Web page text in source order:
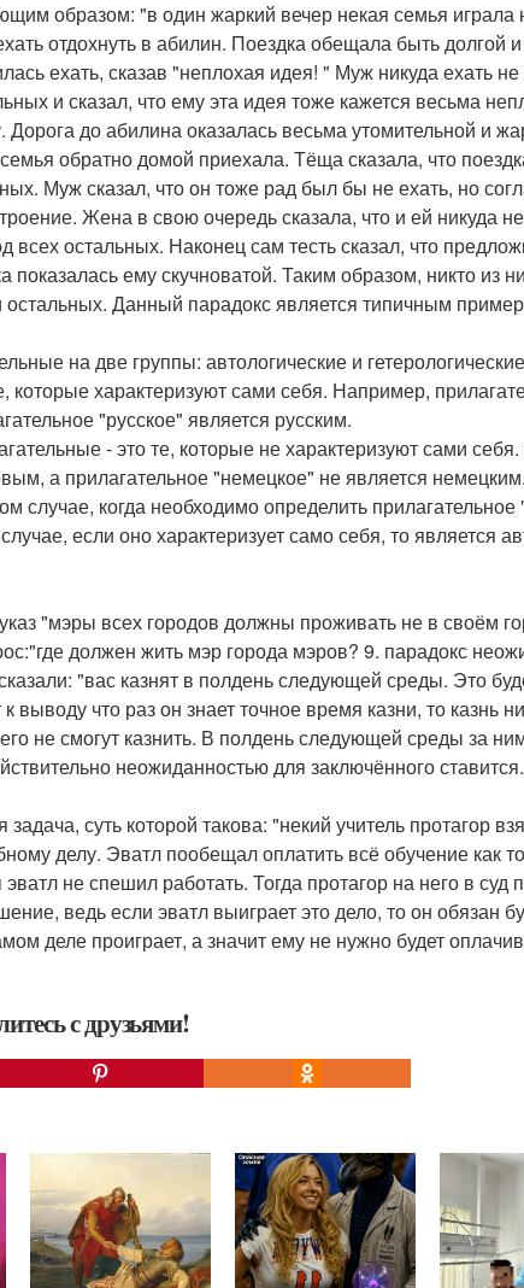
образом: "в один жаркий вечер некая семья
отдохнуть в абилин. Поездка обещала быть долгой
ехать, сказав "неплохая идея! " Муж никуда ехать
и сказал, что ему эта идея тоже кажется весьма
Дорога до абилина оказалась весьма утомительной и
обратно домой приехала. Тёща сказала, что
Муж сказал, что он тоже рад был бы не ехать, но
Жена в свою очередь сказала, что и ей никуда
всех остальных. Наконец сам тесть сказал, что
ему скучноватой. Таким образом, никто из
остальных. Данный парадокс является типичным
на две группы: автологические и
которые характеризуют сами себя. Например,
"русское" является русским.
- это те, которые не характеризуют сами
а прилагательное "немецкое" не является немецким.
случае, когда необходимо определить прилагательное
если оно характеризует само себя, то является
"мэры всех городов должны проживать не в своём
должен жить мэр города мэров? 9. парадокс
"вас казнят в полдень следующей среды. Это
выводу что раз он знает точное время казни, то казнь
не смогут казнить. В полдень следующей среды за
неожиданностью для заключённого ставится.
суть которой такова: "некий учитель протагор
делу. Эватл пообещал оплатить всё обучение как
не спешил работать. Тогда протагор на него в суд
ведь если эватл выиграет это дело, то он обязан
деле проиграет, а значит ему не нужно будет
с друзьями!